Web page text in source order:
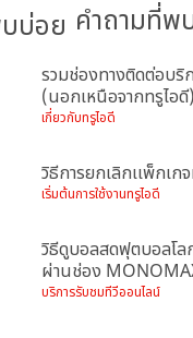
คำถามที่พ
รวมช่องทางติดต่อบริ
(นอกเหนือจากทรูไอดี)
เกี่ยวกับทรูไอดี
วิธีการยกเลิกเเพ็กเก
เริ่มต้นการใช้งานทรูไอดี
วิธีดูบอลสดฟุตบอลโ
ผ่านช่อง
บริการรับชมทีวีออนไลน์